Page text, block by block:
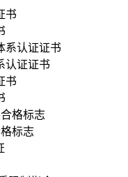
认证证书
标志